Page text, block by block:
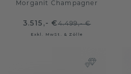
Morganit Champagner
3.515,- €4.499,- €
Exkl. MwSt. & Zölle